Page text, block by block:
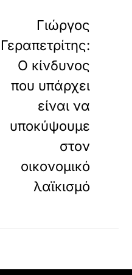
Γιώργος
Γεραπετρίτης:
Ο κίνδυνος
που υπάρχει
είναι να
υποκύψουμε
στον
οικονομικό
λαϊκισμό